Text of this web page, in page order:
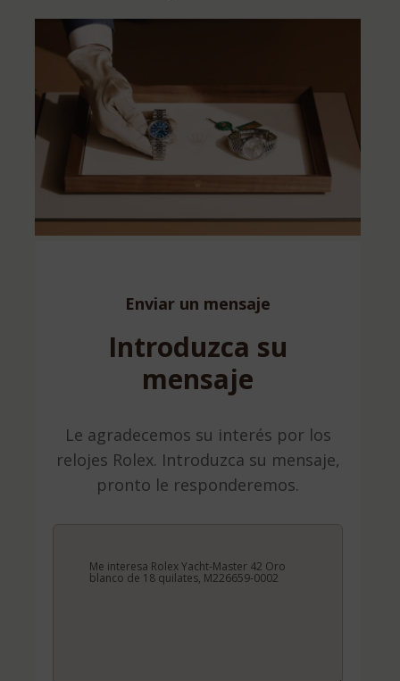
Enviar un mensaje
Introduzca su
mensaje
Le agradecemos su interés por los
relojes Rolex. Introduzca su mensaje,
pronto le responderemos.